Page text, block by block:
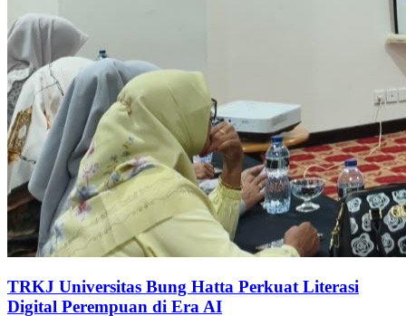
TRKJ Universitas Bung Hatta Perkuat Literasi
Digital Perempuan di Era AI